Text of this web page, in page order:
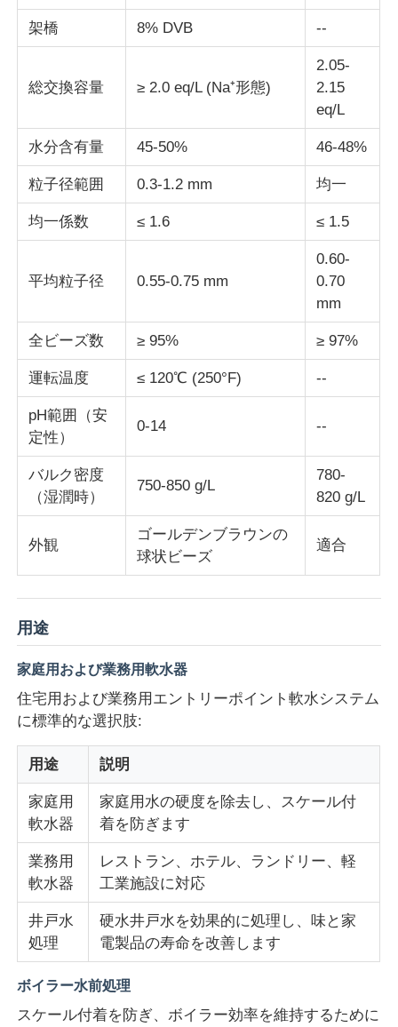
塩化物
化学填料
鉱物処理化学物質
食品添加物
金属化学品
エレクトロニクス 原材料
水処理剤
日常用化学物質
架橋 8% DVB --
総交換容量 ≥ 2.0 eq/L (Na⁺形態)
2.05-
2.15
eq/L
水分含有量 45-50% 46-48%
粒子径範囲 0.3-1.2 mm 均一
均一係数 ≤ 1.6 ≤ 1.5
平均粒子径 0.55-0.75 mm
0.60-
0.70
mm
全ビーズ数 ≥ 95% ≥ 97%
運転温度 ≤ 120℃ (250°F) --
pH範囲（安
定性）
0-14 --
バルク密度
（湿潤時）
750-850 g/L
780-
820 g/L
外観
ゴールデンブラウンの
球状ビーズ
適合
用途
家庭用および業務用軟水器
住宅用および業務用エントリーポイント軟水システム
に標準的な選択肢:
用途 説明
家庭用
軟水器
家庭用水の硬度を除去し、スケール付
着を防ぎます
業務用
軟水器
レストラン、ホテル、ランドリー、軽
工業施設に対応
井戸水
処理
硬水井戸水を効果的に処理し、味と家
電製品の寿命を改善します
ボイラー水前処理
スケール付着を防ぎ、ボイラー効率を維持するために